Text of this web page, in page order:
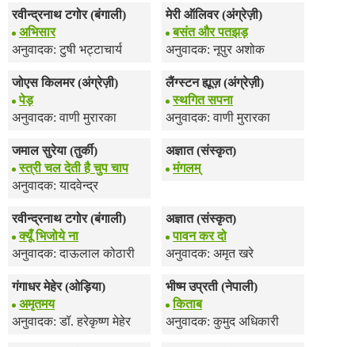
रवीन्द्रनाथ टगोर (बंगाली)
अभिसार
अनुवादक: टुषी भट्टाचार्य
मेरी ऑलिवर (अंग्रेज़ी)
बसंत और पतझड़
अनुवादक: नूपुर अशोक
जोएस किलमर (अंग्रेज़ी)
पेड़
अनुवादक: वाणी मुरारका
लैंग्स्टन ह्यूज़ (अंग्रेज़ी)
स्थगित सपना
अनुवादक: वाणी मुरारका
जमाल सुरेया (तुर्की)
स्त्री चल देती है चुप चाप
अनुवादक: यादवेन्द्र
अज्ञात (संस्कृत)
मंगलम्
रवीन्द्रनाथ टगोर (बंगाली)
क्यूँ भिजोये ना
अनुवादक: दाऊलाल कोठारी
अज्ञात (संस्कृत)
पावन कर दो
अनुवादक: अमृत खरे
गंगाधर मेहेर (ओड़िया)
अमृतमय
अनुवादक: डॉ. हरेकृष्ण मेहेर
भीष्म उप्रती (नेपाली)
किताब
अनुवादक: कुमुद अधिकारी